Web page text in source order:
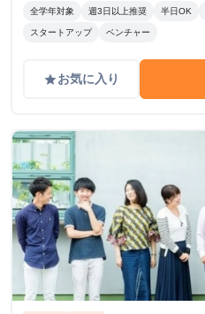
全学年対象 週3日以上推奨 半日OK
スタートアップ ベンチャー
gradeお気に入り